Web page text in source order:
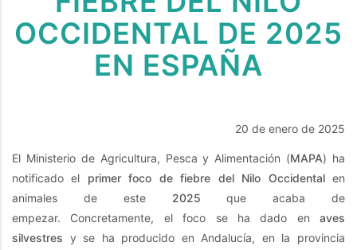
OCCIDENTAL DE 2025
EN ESPAÑA
20 de enero de 2025
El Ministerio de Agricultura, Pesca y Alimentación (MAPA) ha
notificado el primer foco de fiebre del Nilo Occidentalen
animales de este 2025 que acaba de
empezar. Concretamente, el foco se ha dado en aves
silvestres y se ha producido en Andalucía, en la provincia